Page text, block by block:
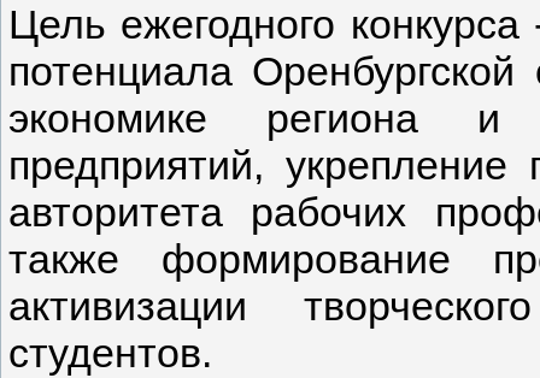
Цель ежегодного
потенциала
экономике региона и
предприятий, укрепление
авторитета рабочих
также формирование
активизации
студентов.